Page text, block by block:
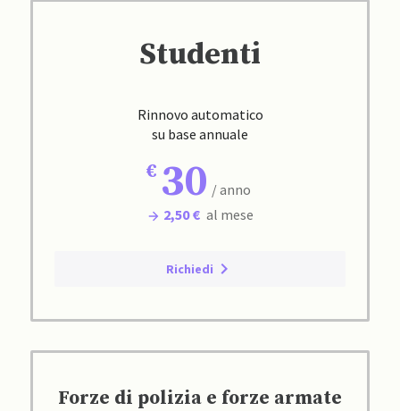
Studenti
Rinnovo automatico
su base annuale
30 / anno
2,50 € al mese
Richiedi
Forze di polizia e forze armate